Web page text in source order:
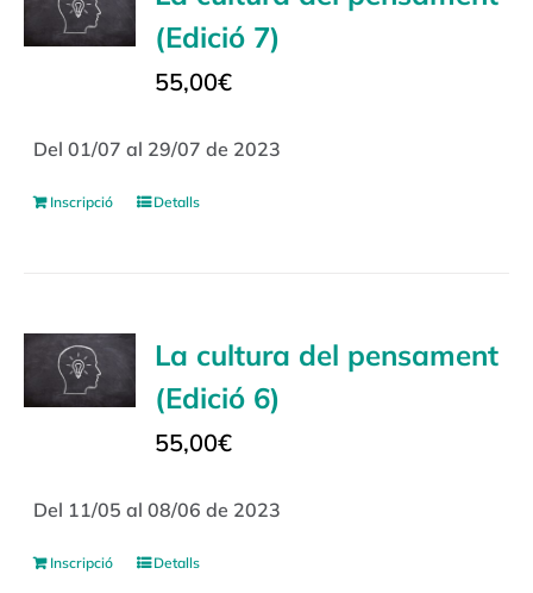
(Edició 7)
55,00€
Del 01/07 al 29/07 de 2023
Inscripció Detalls
La cultura del pensament
(Edició 6)
55,00€
Del 11/05 al 08/06 de 2023
Inscripció Detalls